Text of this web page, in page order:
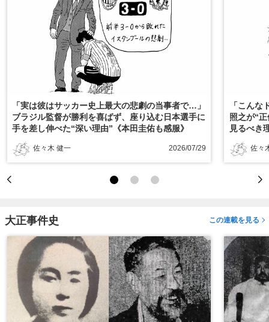
「実は彼はサッカー史上最大の悲劇の当事者で…」
ブラジル監督が勝利を喜ばず、座り込む日本選手に
手を差し伸べた“深い理由”《本田圭佑も感服》
佐々木 健一 2026/07/29
「こんな
照之が“
見るべき
佐々
大正事件史 この連載を見る